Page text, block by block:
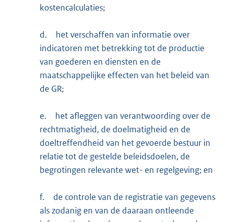
kostencalculaties;
d.
het verschaffen van informatie over
indicatoren met betrekking tot de productie
van goederen en diensten en de
maatschappelijke effecten van het beleid van
de GR;
e.
het afleggen van verantwoording over de
rechtmatigheid, de doelmatigheid en de
doeltreffendheid van het gevoerde bestuur in
relatie tot de gestelde beleidsdoelen, de
begrotingen relevante wet- en regelgeving; en
f.
de controle van de registratie van gegevens
als zodanig en van de daaraan ontleende